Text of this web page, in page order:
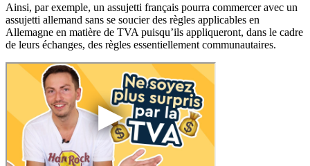
Ainsi, par exemple, un assujetti français pourra commercer avec un
assujetti allemand sans se soucier des règles applicables en
Allemagne en matière de TVA puisqu’ils appliqueront, dans le cadre
de leurs échanges, des règles essentiellement communautaires.